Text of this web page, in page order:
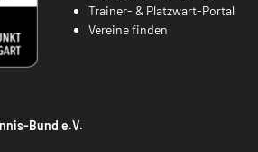
Trainer- & Platzwart-Portal
Vereine finden
Bund e.V.